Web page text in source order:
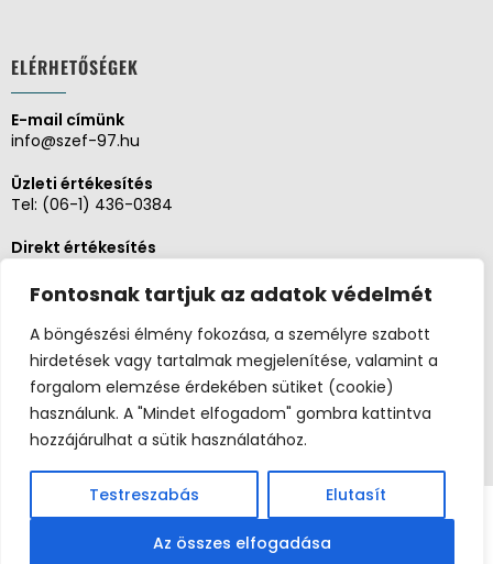
Fontosnak tartjuk az adatok védelmét
A böngészési élmény fokozása, a személyre szabott
hirdetések vagy tartalmak megjelenítése, valamint a
forgalom elemzése érdekében sütiket (cookie)
használunk. A "Mindet elfogadom" gombra kattintva
hozzájárulhat a sütik használatához.
Testreszabás Elutasít
Az összes elfogadása
ELÉRHETŐSÉGEK
E-mail címünk
info@szef-97.hu
Üzleti értékesítés
Tel: (06-1) 436-0384
Direkt értékesítés
Adminisztráció, Pénzügy
Tel: (06-1) 430-1930
Szerviz és karbantartás
Tel:(06-20) 326-8654
(06-1) 436-0384|info@szef-97.hu